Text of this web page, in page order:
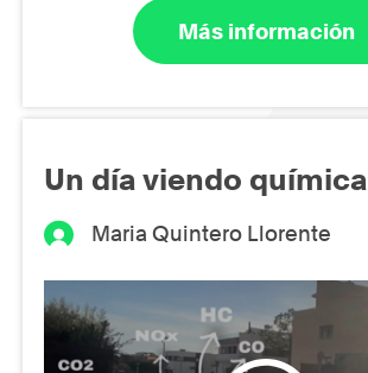
Más información
Un día viendo química
Maria Quintero Llorente